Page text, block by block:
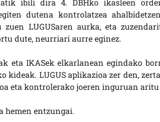
ibili dira 4. DBHko ikasleen
dutena kontrolatzea
zuen LUGUSaren aurka, eta
dute, neurriari aurre eginez.
eta IKASek elkarlanean egindako
kideak. LUGUS aplikazioa zer den,
eta kontrolerako joeren inguruan
hemen entzungai.